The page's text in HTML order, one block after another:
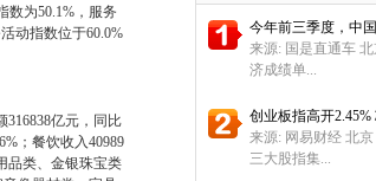
数为50.1%，服务
动指数位于60.0%
316838亿元，同比
；餐饮收入40989
品类、金银珠宝类
今年前三季度，中
来源: 国是直通车
济成绩单...
创业板指高开
来源: 网易财经 北
三大股指集...